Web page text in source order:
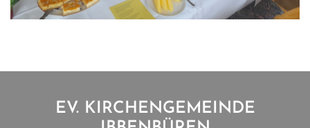
EV. KIRCHENGEMEINDE